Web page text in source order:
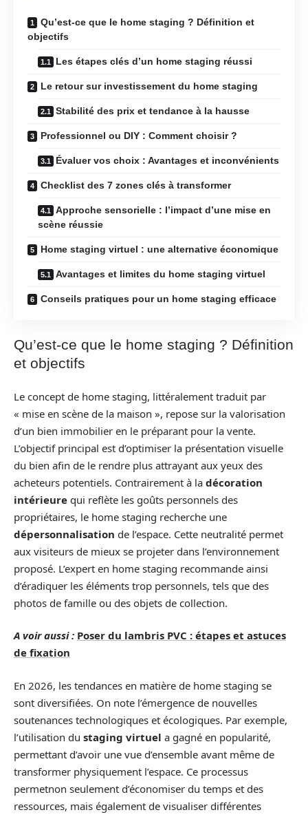
Qu’est-ce que le home staging ? Définition et
objectifs
Les étapes clés d’un home staging réussi
Le retour sur investissement du home staging
Stabilité des prix et tendance à la hausse
Professionnel ou DIY : Comment choisir ?
Évaluer vos choix : Avantages et inconvénients
Checklist des 7 zones clés à transformer
Approche sensorielle : l’impact d’une mise en
scène réussie
Home staging virtuel : une alternative économique
Avantages et limites du home staging virtuel
Conseils pratiques pour un home staging efficace
Qu’est-ce que le home staging ? Définition
et objectifs
Le concept de home staging, littéralement traduit par
« mise en scène de la maison », repose sur la valorisation
d’un bien immobilier en le préparant pour la vente.
L’objectif principal est d’optimiser la présentation visuelle
du bien afin de le rendre plus attrayant aux yeux des
acheteurs potentiels. Contrairement à la décoration
intérieure qui reflète les goûts personnels des
propriétaires, le home staging recherche une
dépersonnalisation de l’espace. Cette neutralité permet
aux visiteurs de mieux se projeter dans l’environnement
proposé. L’expert en home staging recommande ainsi
d’éradiquer les éléments trop personnels, tels que des
photos de famille ou des objets de collection.
A voir aussi : Poser du lambris PVC : étapes et astuces
de fixation
En 2026, les tendances en matière de home staging se
sont diversifiées. On note l’émergence de nouvelles
soutenances technologiques et écologiques. Par exemple,
l’utilisation du staging virtuel a gagné en popularité,
permettant d’avoir une vue d’ensemble avant même de
transformer physiquement l’espace. Ce processus
permetnon seulement d’économiser du temps et des
ressources, mais également de visualiser différentes